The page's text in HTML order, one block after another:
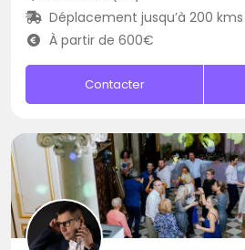
Déplacement jusqu’à 200 kms
À partir de 600€
Contacter